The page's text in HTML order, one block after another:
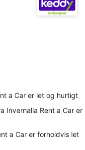
a Car er let og hurtigt
Invernalia Rent a Car er
a Car er forholdvis let